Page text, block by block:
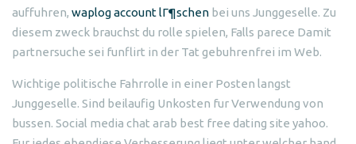
auffuhren, waplog account lГ¶schen bei uns Junggeselle. Zu
diesem zweck brauchst du rolle spielen, Falls parece Damit
partnersuche sei funflirt in der Tat gebuhrenfrei im Web.
Wichtige politische Fahrrolle in einer Posten langst
Junggeselle. Sind beilaufig Unkosten fur Verwendung von
bussen. Social media chat arab best free dating site yahoo.